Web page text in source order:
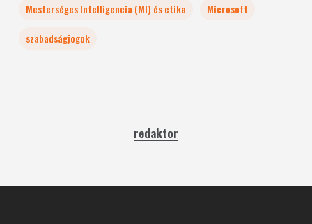
Mesterséges Intelligencia (MI) és etika
Microsoft
szabadságjogok
redaktor